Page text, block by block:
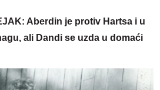
Aberdin je protiv Hartsa i u
ali Dandi se uzda u domaći